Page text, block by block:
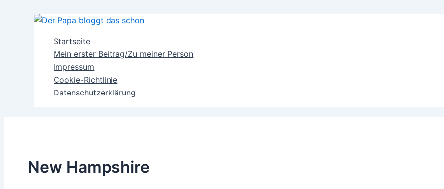
Startseite
Mein erster Beitrag/Zu meiner Person
Impressum
Cookie-Richtlinie
Datenschutzerklärung
New Hampshire